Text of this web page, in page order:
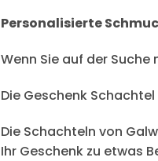
Personalisierte
Wenn Sie auf der
Die Geschenk
Die Schachteln von
Ihr Geschenk zu etwas